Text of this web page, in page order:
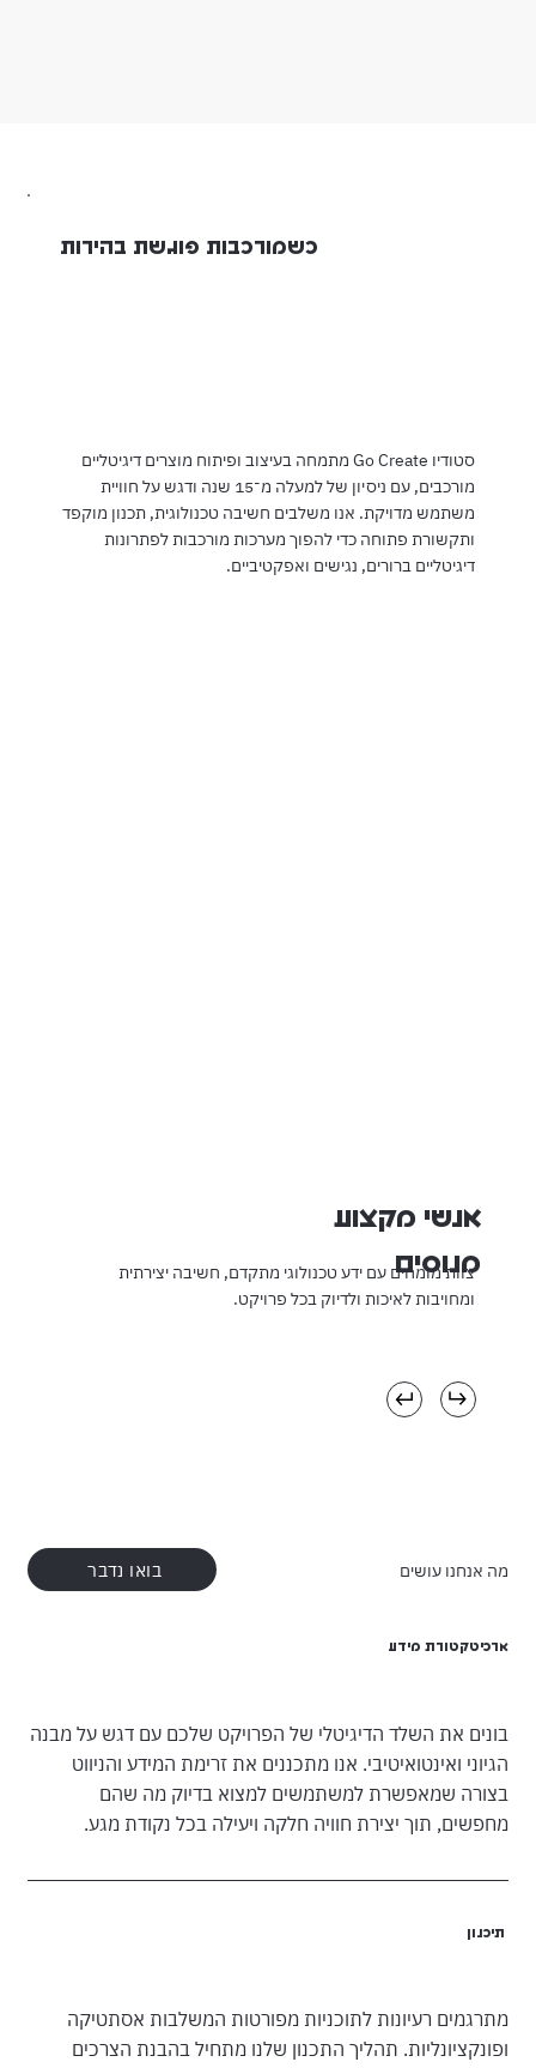
כשמורכבות פוגשת בהירות
סטודיו Go Create מתמחה בעיצוב ופיתוח מוצרים דיגיטליים
מורכבים, עם ניסיון של למעלה מ־15 שנה ודגש על חוויית
משתמש מדויקת. אנו משלבים חשיבה טכנולוגית, תכנון מוקפד
ותקשורת פתוחה כדי להפוך מערכות מורכבות לפתרונות
דיגיטליים ברורים, נגישים ואפקטיביים.
אנשי מקצוע
מנוסים
צוות מומחים עם ידע טכנולוגי מתקדם, חשיבה יצירתית
ומחויבות לאיכות ולדיוק בכל פרויקט.
בונים את השלד הדיגיטלי של הפרויקט שלכם עם דגש על מבנה
הגיוני ואינטואיטיבי. אנו מתכננים את זרימת המידע והניווט
בצורה שמאפשרת למשתמשים למצוא בדיוק מה שהם
מחפשים, תוך יצירת חוויה חלקה ויעילה בכל נקודת מגע.
ארכיטקטורת מידע
מתרגמים רעיונות לתוכניות מפורטות המשלבות אסתטיקה
ופונקציונליות. תהליך התכנון שלנו מתחיל בהבנת הצרכים
מה אנחנו עושים בואו נדבר